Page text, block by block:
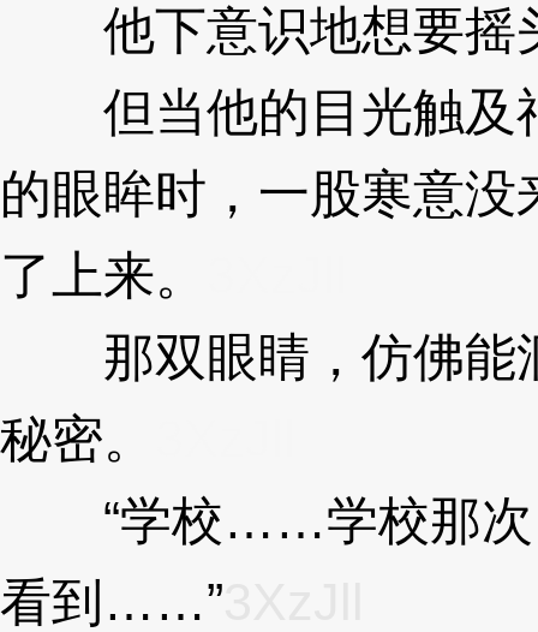
他下意识地想要摇
但当他的目光触及
的眼眸时，一股寒意
了上来。
那双眼睛，仿佛能
秘密。
“学校……学校那
看到……”